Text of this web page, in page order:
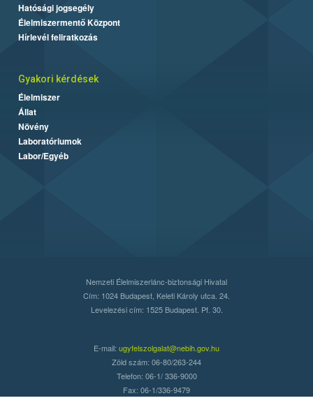
Hatósági jogsegély
Élelmiszermentő Központ
Hírlevél feliratkozás
Gyakori kérdések
Élelmiszer
Állat
Növény
Laboratóriumok
Labor/Egyéb
Nemzeti Élelmiszerlánc-biztonsági Hivatal
Cím: 1024 Budapest, Keleti Károly utca. 24.
Levelezési cím: 1525 Budapest. Pf. 30.
E-mail: ugyfelszolgalat@nebih.gov.hu
Zöld szám: 06-80/263-244
Telefon: 06-1/ 336-9000
Fax: 06-1/336-9479